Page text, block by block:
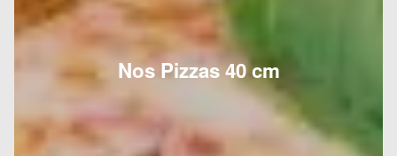
Nos Pizzas 40 cm